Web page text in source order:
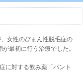
女性のびまん性脱毛症の
最初に行う治療でした。
に対する飲み薬「パント